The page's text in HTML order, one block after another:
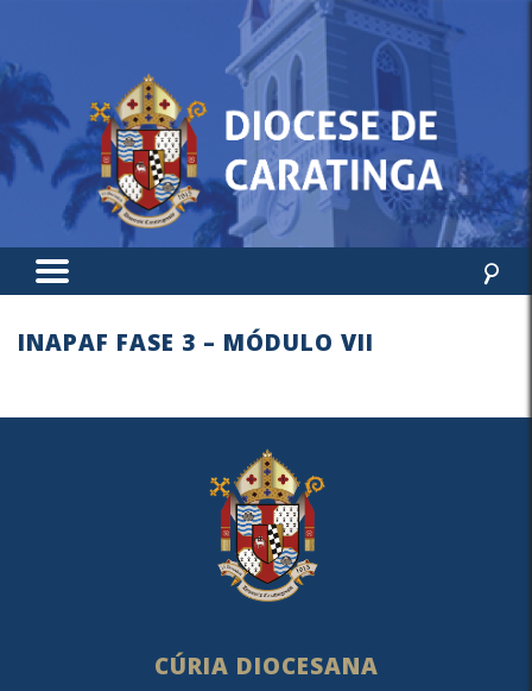
INAPAF FASE 3 – MÓDULO VII
CÚRIA DIOCESANA